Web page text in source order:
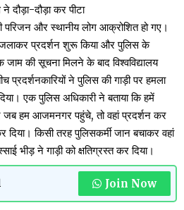
दौड़ा-दौड़ा कर पीटा
परिजन और स्थानीय लोग आक्रोशित हो गए।
प्रदर्शन शुरू किया और पुलिस के
की सूचना मिलने के बाद विश्वविद्यालय
प्रदर्शनकारियों ने पुलिस की गाड़ी पर हमला
एक पुलिस अधिकारी ने बताया कि हमें
हम आजमनगर पहुंचे, तो वहां प्रदर्शन कर
दिया। किसी तरह पुलिसकर्मी जान बचाकर वहां
भीड़ ने गाड़ी को क्षतिग्रस्त कर दिया।
Join Now